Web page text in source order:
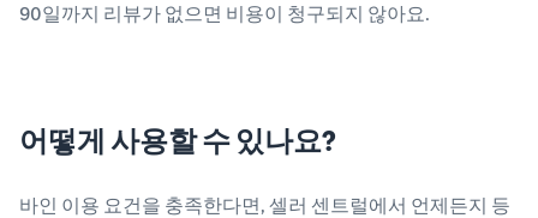
90일까지 리뷰가 없으면 비용이 청구되지 않아요.
어떻게 사용할 수 있나요?
바인 이용 요건을 충족한다면, 셀러 센트럴에서 언제든지 등